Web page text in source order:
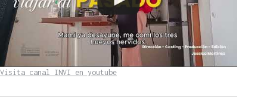
Visita canal INVI en youtube